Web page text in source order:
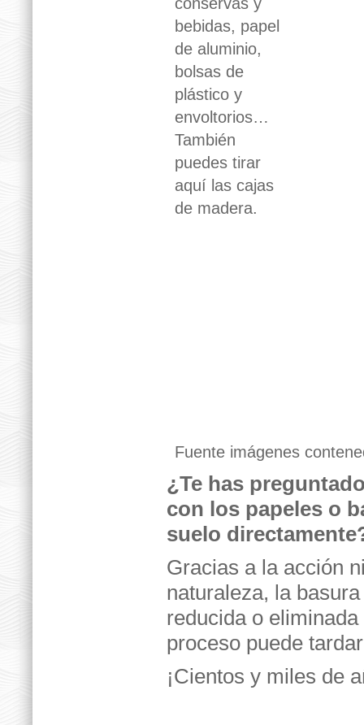
bebidas, papel
de aluminio,
bolsas de
plástico y
envoltorios…
También
puedes tirar
aquí las cajas
de madera.
Fuente imágenes
¿Te has
con los papeles o
suelo
Gracias a la acción
naturaleza, la
reducida o
proceso puede
¡Cientos y miles de